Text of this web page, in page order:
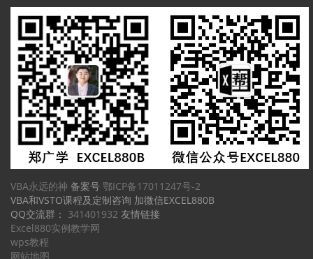
VBA永远的神 备案号 鄂ICP备17011247号-2
VBA和VSTO课程及定制咨询 加微信EXCEL880B
QQ交流群： 341401932 友情链接
Excel880实例教学网
wps教程
网站地图